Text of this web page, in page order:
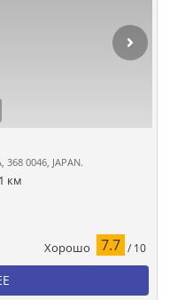
368 0046, JAPAN.
км
Хорошо 7.7 / 10